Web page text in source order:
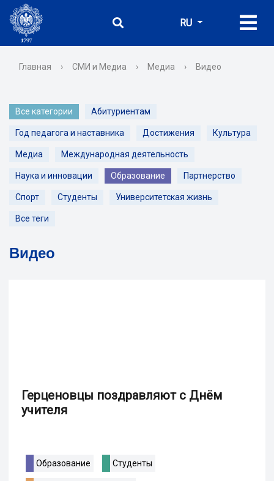
RU
Главная › СМИ и Медиа › Медиа › Видео
Все категории Абитуриентам
Год педагога и наставника Достижения Культура
Медиа Международная деятельность
Наука и инновации Образование Партнерство
Спорт Студенты Университетская жизнь
Все теги
Видео
Герценовцы поздравляют с Днём
учителя
Образование Студенты